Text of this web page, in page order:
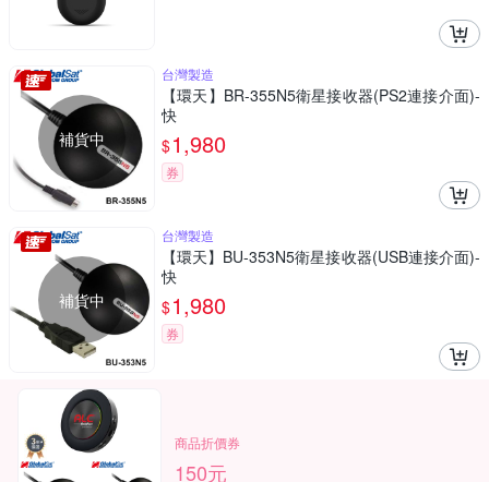
補貨中
台灣製造
【環天】BR-355N5衛星接收器(PS2連接介面)-
快
$1,980
券
補貨中
台灣製造
【環天】BU-353N5衛星接收器(USB連接介面)-
快
$1,980
券
商品折價券
150元